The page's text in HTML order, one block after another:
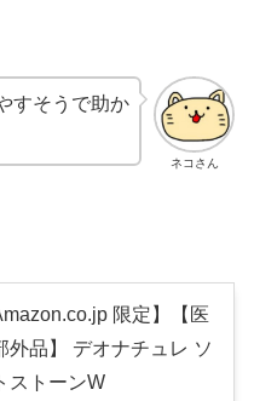
ネコさん
すそうで助か
限定】【医
外品】 デオナチュレ ソ
ストーンW